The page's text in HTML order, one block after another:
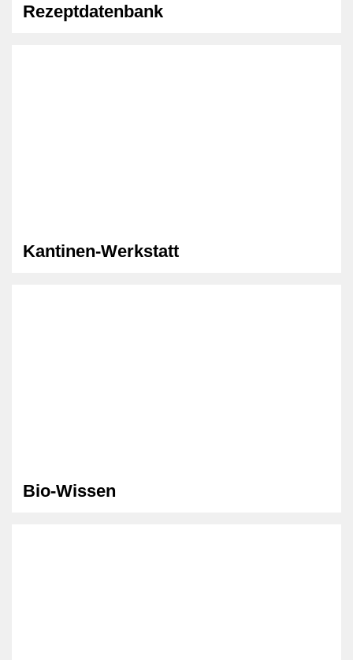
Rezeptdatenbank
Kantinen-Werkstatt
Bio-Wissen